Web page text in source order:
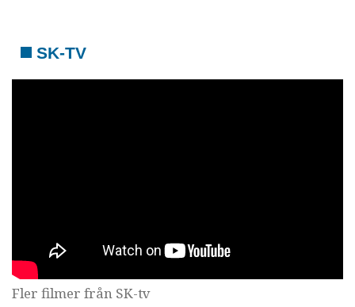
SK-TV
Fler filmer från SK-tv